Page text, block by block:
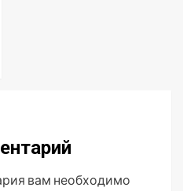
вам необходимо